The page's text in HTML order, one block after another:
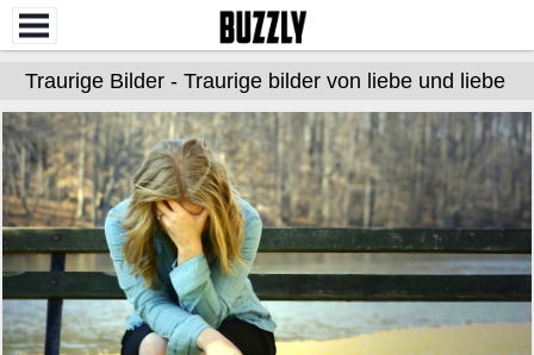
Traurige Bilder - Traurige bilder von liebe und liebe